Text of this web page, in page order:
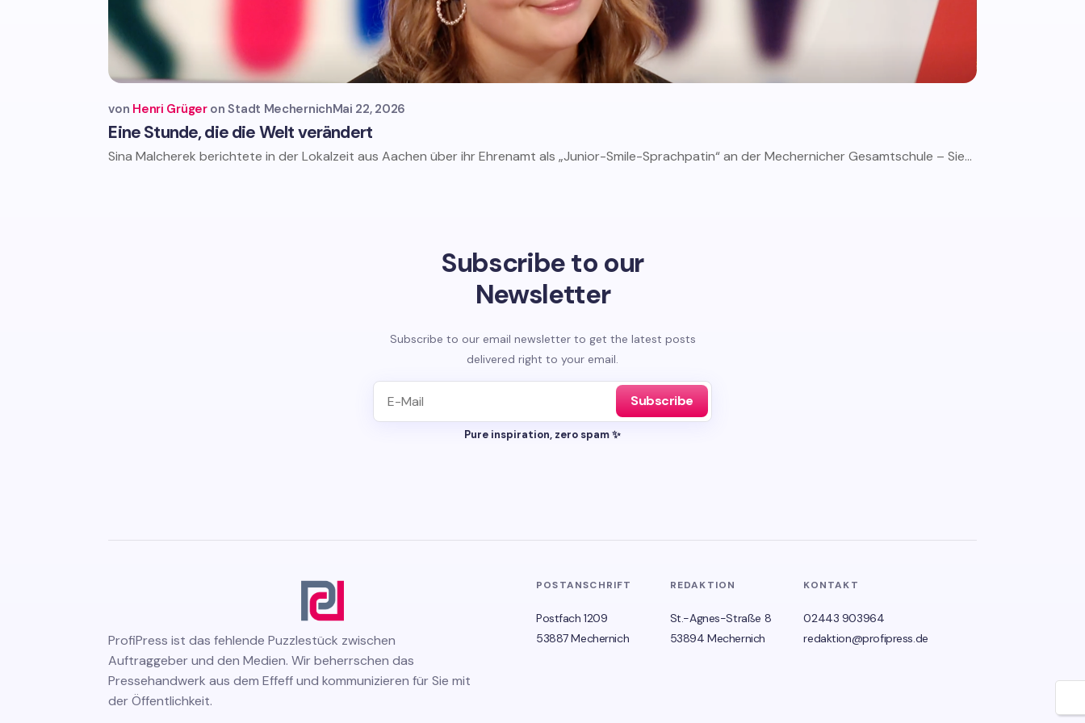
Eine Stunde, die die Welt verändert
von Henri Grüger Stadt MechernichMai 22, 2026
Sina Malcherek berichtete in der Lokalzeit aus Aachen über ihr Ehrenamt als „Junior-Smile-Sprachpatin“ an der Mechernicher Gesamtschule – Sie...
Subscribe to our
Newsletter
Subscribe to our email newsletter to get the latest posts
delivered right to your email.
Subscribe
Pure inspiration, zero spam ✨
ProfiPress ist das fehlende Puzzlestück zwischen
Auftraggeber und den Medien. Wir beherrschen das
Pressehandwerk aus dem Effeff und kommunizieren für Sie mit
der Öffentlichkeit.
POSTANSCHRIFT
Postfach 1209
53887 Mechernich
REDAKTION
St.-Agnes-Straße 8
53894 Mechernich
KONTAKT
02443 903964
redaktion@profipress.de